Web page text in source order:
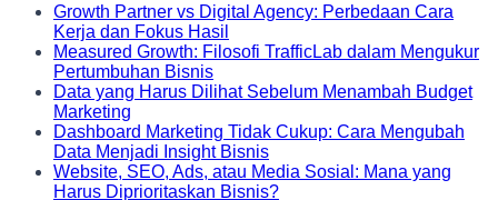
Growth Partner vs Digital Agency: Perbedaan Cara
Kerja dan Fokus Hasil
Measured Growth: Filosofi TrafficLab dalam Mengukur
Pertumbuhan Bisnis
Data yang Harus Dilihat Sebelum Menambah Budget
Marketing
Dashboard Marketing Tidak Cukup: Cara Mengubah
Data Menjadi Insight Bisnis
Website, SEO, Ads, atau Media Sosial: Mana yang
Harus Diprioritaskan Bisnis?